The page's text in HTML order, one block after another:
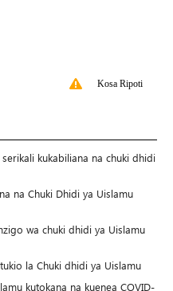
Kosa Ripoti
kukabiliana na chuki dhidi
na Chuki Dhidi ya Uislamu
wa chuki dhidi ya Uislamu
la Chuki dhidi ya Uislamu
kutokana na kuenea COVID-